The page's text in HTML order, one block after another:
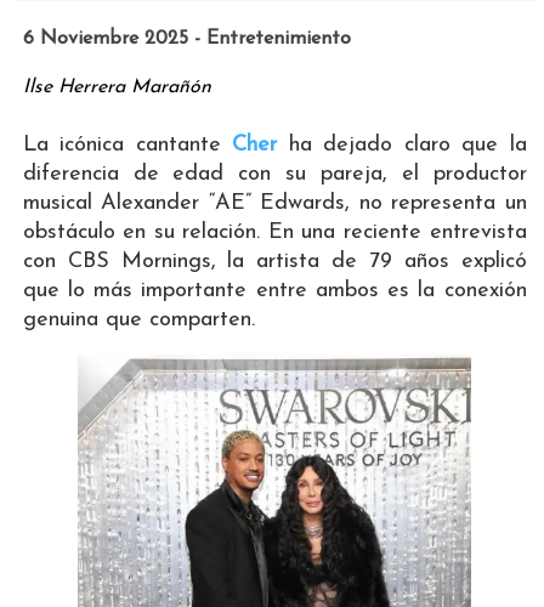
6 Noviembre 2025 - Entretenimiento
Ilse Herrera Marañón
La icónica cantante Cherha dejado claro que la
diferencia de edad con su pareja, el productor
musical Alexander “AE” Edwards, no representa un
obstáculo en su relación. En una reciente entrevista
con CBS Mornings, la artista de 79 años explicó
que lo más importante entre ambos es la conexión
genuina que comparten.